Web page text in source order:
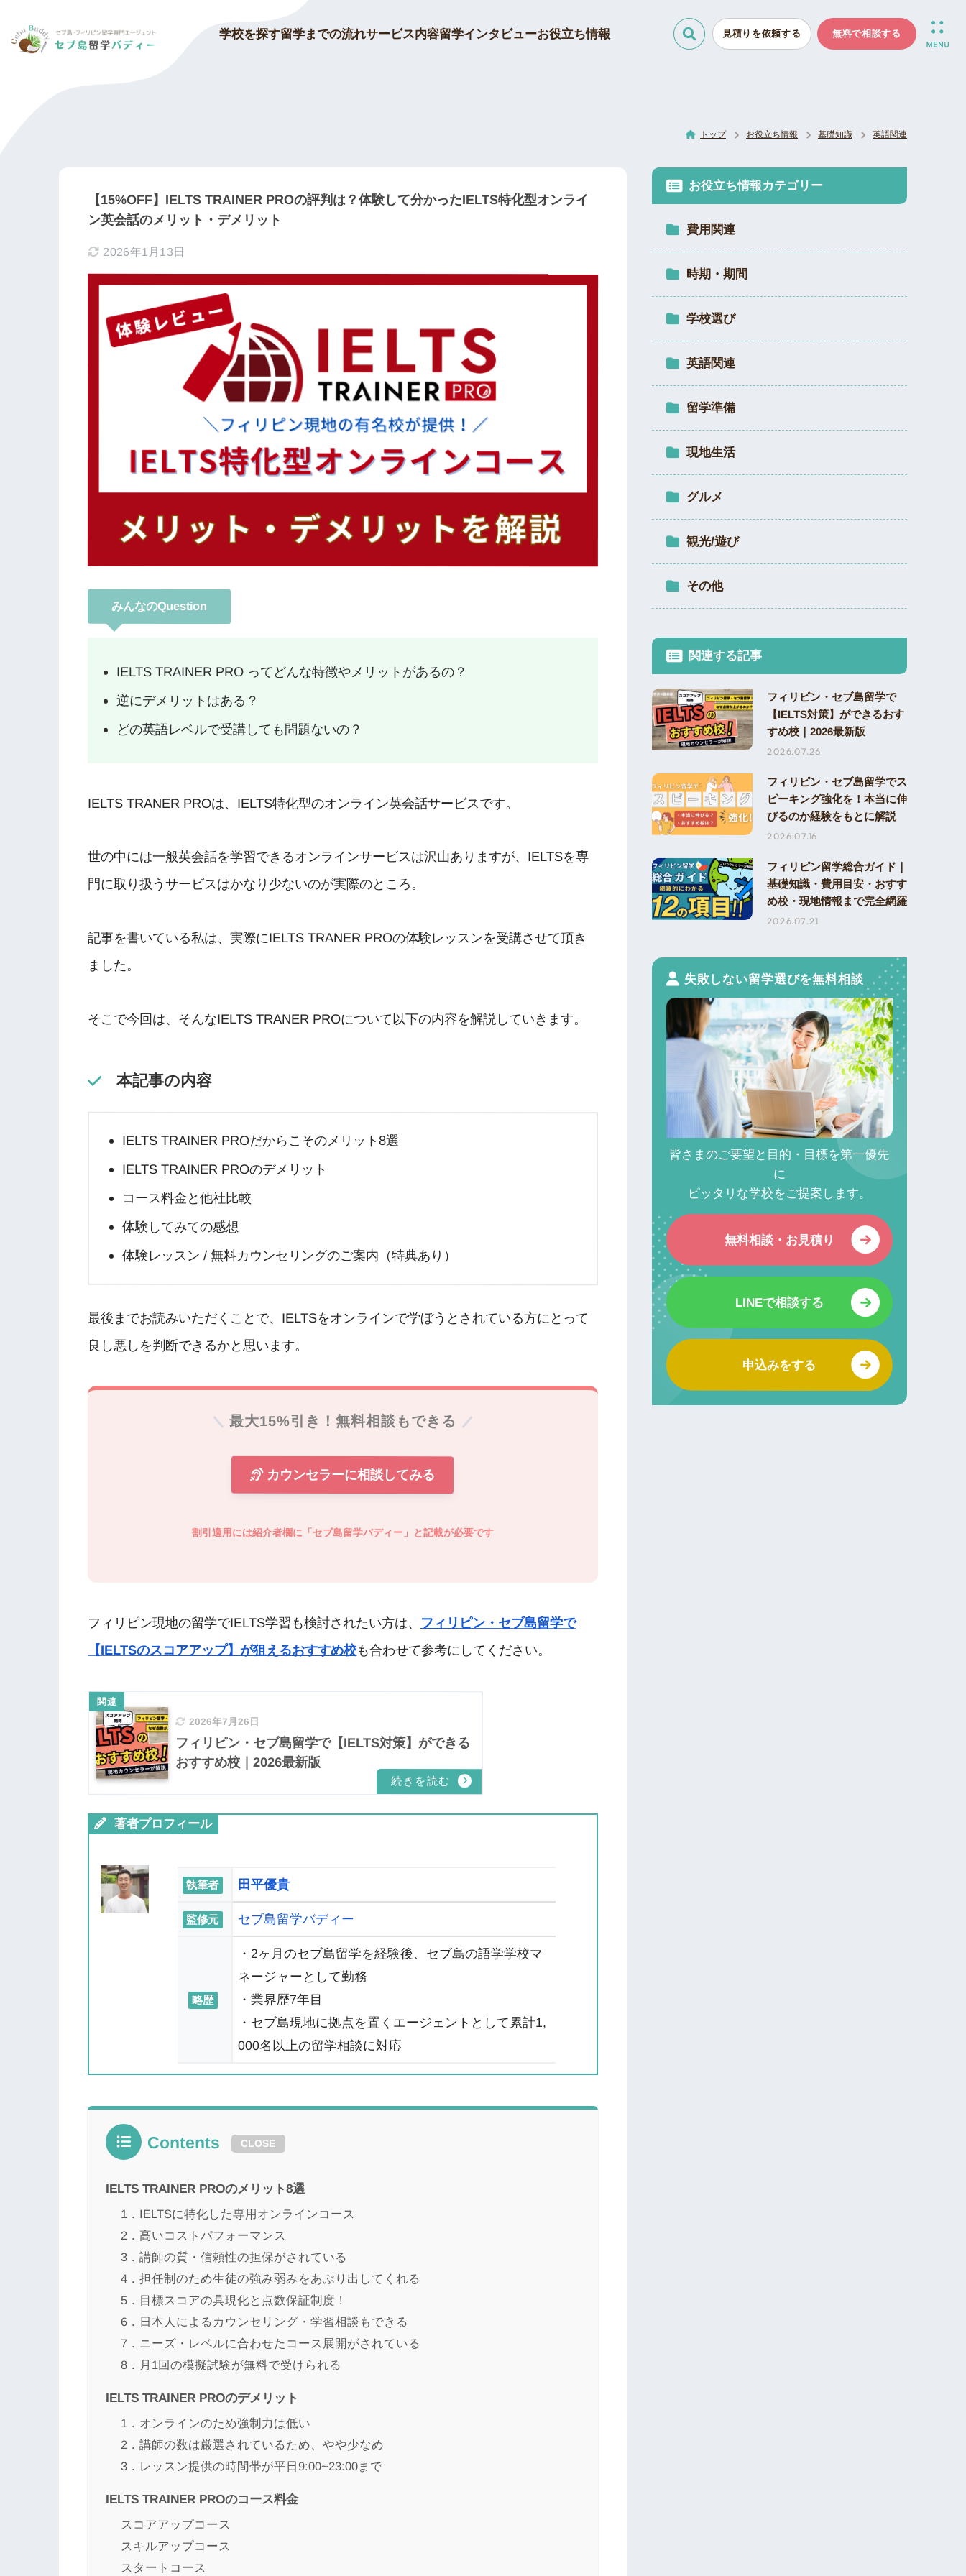
学校を探す留学までの流れサービス内容留学インタビューお役立ち情報 見積りを依頼する 無料で相談する
トップ お役立ち情報 基礎知識 英語関連
【15%OFF】IELTS TRAINER PROの評判は？体験して分かったIELTS特化型オンライ
ン英会話のメリット・デメリット
2026年1月13日
みんなのQuestion
IELTS TRAINER PRO ってどんな特徴やメリットがあるの？
逆にデメリットはある？
どの英語レベルで受講しても問題ないの？
IELTS TRANER PROは、IELTS特化型のオンライン英会話サービスです。
世の中には一般英会話を学習できるオンラインサービスは沢山ありますが、IELTSを専
門に取り扱うサービスはかなり少ないのが実際のところ。
記事を書いている私は、実際にIELTS TRANER PROの体験レッスンを受講させて頂き
ました。
そこで今回は、そんなIELTS TRANER PROについて以下の内容を解説していきます。
本記事の内容
IELTS TRAINER PROだからこそのメリット8選
IELTS TRAINER PROのデメリット
コース料金と他社比較
体験してみての感想
体験レッスン / 無料カウンセリングのご案内（特典あり）
最後までお読みいただくことで、IELTSをオンラインで学ぼうとされている方にとって
良し悪しを判断できるかと思います。
最大15%引き！無料相談もできる
カウンセラーに相談してみる
割引適用 には紹介者欄に「セブ島留学バディー」と記載が必要です
フィリピン現地の留学でIELTS学習も検討されたい方は、 フィリピン・セブ島留学で
【IELTSのスコアアップ】が狙えるおすすめ校も合わせて参考にしてください。
2026年7月26日
フィリピン・セブ島留学で【IELTS対策】ができる
おすすめ校｜2026最新版
著者プロフィール
執筆者 田平優貴
監修元 セブ島留学バディー
略歴
・2ヶ月のセブ島留学を経験後、セブ島の語学学校マ
ネージャーとして勤務
・業界歴7年目
・セブ島現地に拠点を置くエージェントとして累計1,
000名以上の留学相談に対応
Contents CLOSE
IELTS TRAINER PROのメリット8選
1．IELTSに特化した専用オンラインコース
2．高いコストパフォーマンス
3．講師の質・信頼性の担保がされている
4．担任制のため生徒の強み弱みをあぶり出してくれる
5．目標スコアの具現化と点数保証制度！
6．日本人によるカウンセリング・学習相談もできる
7．ニーズ・レベルに合わせたコース展開がされている
8．月1回の模擬試験が無料で受けられる
IELTS TRAINER PROのデメリット
1．オンラインのため強制力は低い
2．講師の数は厳選されているため、やや少なめ
3．レッスン提供の時間帯が平日9:00~23:00まで
IELTS TRAINER PROのコース料金
スコアアップコース
スキルアップコース
スタートコース
お役立ち情報カテゴリー
費用関連
時期・期間
学校選び
英語関連
留学準備
現地生活
グルメ
観光/遊び
その他
関連する記事
フィリピン・セブ島留学で
【IELTS対策】ができるおす
すめ校｜2026最新版
2026.07.26
フィリピン・セブ島留学でス
ピーキング強化を！本当に伸
びるのか経験をもとに解説
2026.07.16
フィリピン留学総合ガイド｜
基礎知識・費用目安・おすす
め校・現地情報まで完全網羅
2026.07.21
失敗しない留学選びを無料相談
皆さまのご要望と目的・目標を第一優先
に
ピッタリな学校をご提案します。
無料相談・お見積り
LINEで相談する
申込みをする